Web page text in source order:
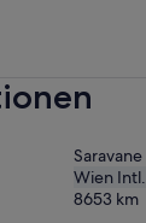
Saravane
Wien Intl.
8653 km